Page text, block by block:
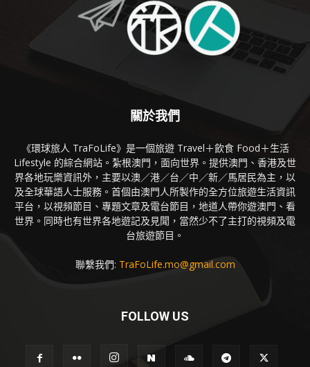
關於我們
《環球旅人 TraFoLife》是一個旅遊 Travel＋飲食 Food＋生活
Lifestyle 的綜合網站。紮根澳門，面向世界。提供澳門、香港及世
界各地玩樂資訊外，主要以澳／港／台／中／新／馬居民為主，以
及全球華語人士服務。首個由澳門人所製作的全方位旅遊生活資訊
平台，以視頻節目、專題文章及電台節目，地道人帶你遊澳門、看
世界。同時也有世界各地遊記及見聞，當然少不了主打的視頻及電
台旅遊節目。
聯繫我們: TraFoLife.mo@gmail.com
FOLLOW US